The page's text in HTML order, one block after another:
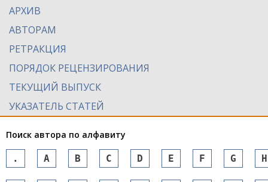
АРХИВ
АВТОРАМ
РЕТРАКЦИЯ
ПОРЯДОК РЕЦЕНЗИРОВАНИЯ
ТЕКУЩИЙ ВЫПУСК
УКАЗАТЕЛЬ СТАТЕЙ
Поиск автора по алфавиту
. A B C D E F G H